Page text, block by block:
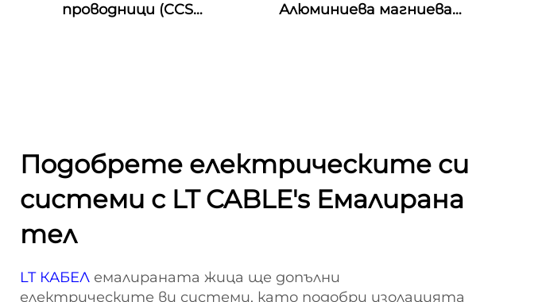
проводници (CCS
Алюминиева магниева
Подобрете електрическите си
системи с LT CABLE's Емалирана
тел
LT КАБЕЛ емалираната жица ще допълни
електрическите ви системи, като подобри изолацията